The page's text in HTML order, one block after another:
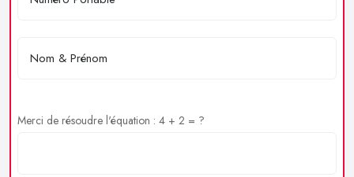
Merci de résoudre l'équation : 4 + 2 = ?